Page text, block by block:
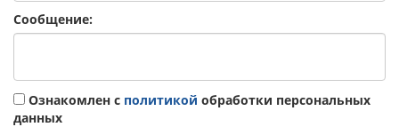
Сообщение:
Ознакомлен с политикой обработки персональных
данных